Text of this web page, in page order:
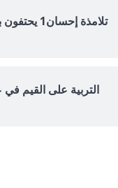
تلامذة
التربية على القيم